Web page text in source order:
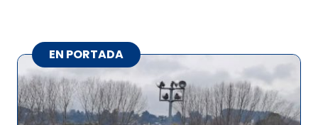
EN PORTADA